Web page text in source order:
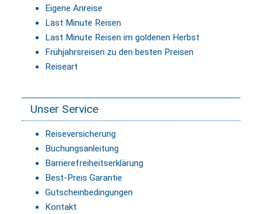
Eigene Anreise
Last Minute Reisen
Last Minute Reisen im goldenen Herbst
Frühjahrsreisen zu den besten Preisen
Reiseart
Unser Service
Reiseversicherung
Buchungsanleitung
Barrierefreiheitserklärung
Best-Preis Garantie
Gutscheinbedingungen
Kontakt